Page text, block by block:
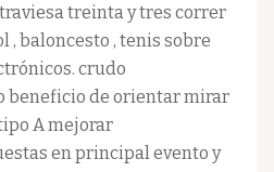
treinta y tres correr
, baloncesto , tenis sobre
crudo
beneficio de orientar mirar
A mejorar
en principal evento y